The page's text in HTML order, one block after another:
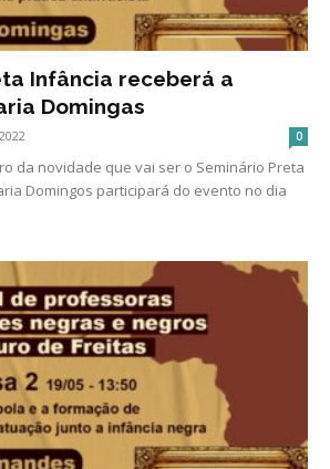
Infância receberá a
Domingas
0
da novidade que vai ser o Seminário Preta
Domingos participará do evento no dia